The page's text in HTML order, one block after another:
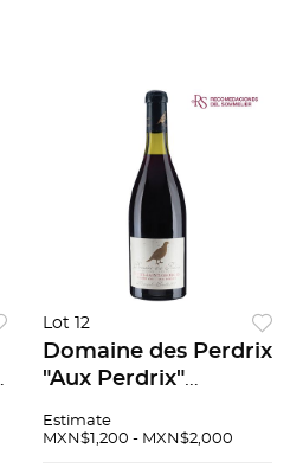
Lot 12
Domaine des Perdrix
"Aux Perdrix"
Monopole Cosecha:
Estimate
MXN$1,200 - MXN$2,000